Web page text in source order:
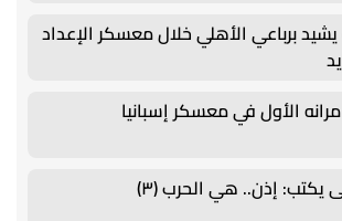
برباعي الأهلي خلال معسكر الإعداد
الأول في معسكر إسبانيا
إذن.. هي الحرب (٣)